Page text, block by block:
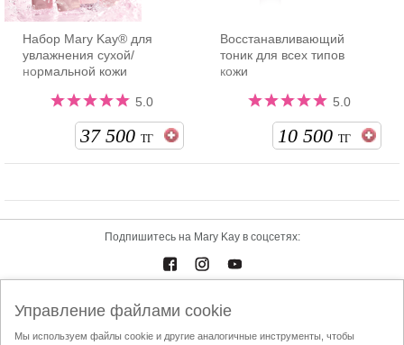
Набор Mary Kay® для
увлажнения сухой/
нормальной кожи
5.0
37 500 ТГ
Восстанавливающий
тоник для всех типов
кожи
5.0
10 500 ТГ
Подпишитесь на Mary Kay в соцсетях:
Каталоги Контакты
Управление файлами cookie
Мы используем файлы cookie и другие аналогичные инструменты, чтобы